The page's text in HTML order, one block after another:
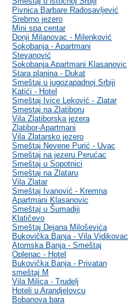
Pivnica Barbare Radosavljević
Srebrno jezero
Mini spa centar
Donji Milanovac - Milenković
Sokobanja - Apartmani
Stevanović
Sokobanja Apartmani Klasanovic
Stara planina - Dukat
Smeštaj u jugozapadnoj Srbiji
Katići - Hotel
Smeštaj Ivice Leković - Zlatar
Smestaj na Zlatiboru
Vila Zlatiborska jezera
Zlatibor-Apartmani
Vila Zlatarsko jezero
Smeštaj Nevene Purić - Uvac
Smeštaj na jezeru Perućac
Smeštaj u Sopotnici
Smeštaj na Zlataru
Vila Zlatar
Smeštaj Ivanović - Kremna
Apartmani Klasanovic
Smeštaj u Šumadiji
Klatičevo
Smeštaj Dejana Miloševića
Bukovička Banja - Vila Vidikovac
Atomska Banja - Smeštaj
Oplenac - Hotel
Bukovička Banja - Privatan
smeštaj M
Vila Milica - Trudelj
Hoteli u Arandjelovcu
Bobanova bara